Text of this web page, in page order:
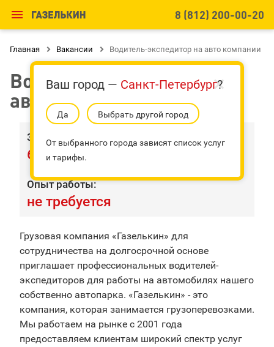
 8 (812) 200-00-20
Главная  Вакансии  Водитель-экспедитор на авто компании
Водитель-экспедитор на
автомобиле компании
Заработная плата:
60-120 тыс. руб.
Опыт работы:
не требуется
Грузовая компания «Газелькин» для
сотрудничества на долгосрочной основе
приглашает профессиональных водителей-
экспедиторов для работы на автомобилях нашего
собственно автопарка. «Газелькин» - это
компания, которая занимается грузоперевозками.
Мы работаем на рынке с 2001 года
предоставляем клиентам широкий спектр услуг
Ваш город — Санкт-Петербург?
Да Выбрать другой город
От выбранного города зависят список услуг
и тарифы.